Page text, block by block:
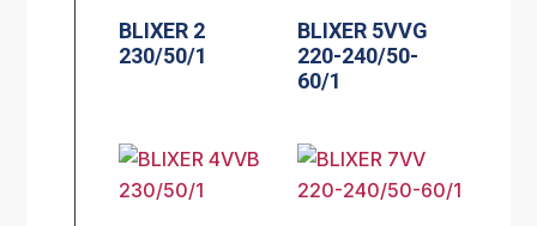
BLIXER 2
230/50/1
BLIXER 5VVG
220-240/50-
60/1